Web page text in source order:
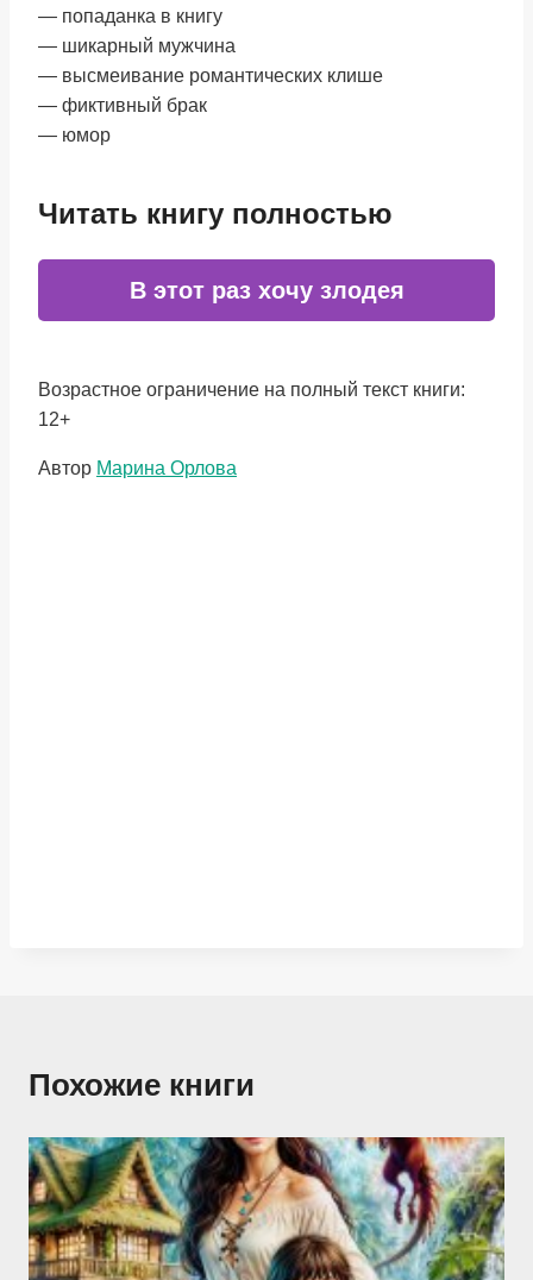
— попаданка в книгу
— шикарный мужчина
— высмеивание романтических клише
— фиктивный брак
— юмор
Читать книгу полностью
В этот раз хочу злодея
Возрастное ограничение на полный текст книги:
12+
Метки
Автор Марина Орлова
Похожие книги